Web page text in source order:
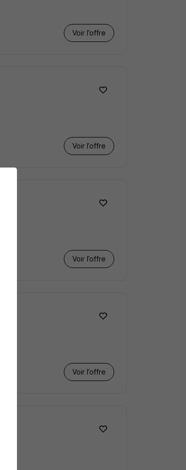
Voir l’offre
Voir l’offre
Voir l’offre
Voir l’offre